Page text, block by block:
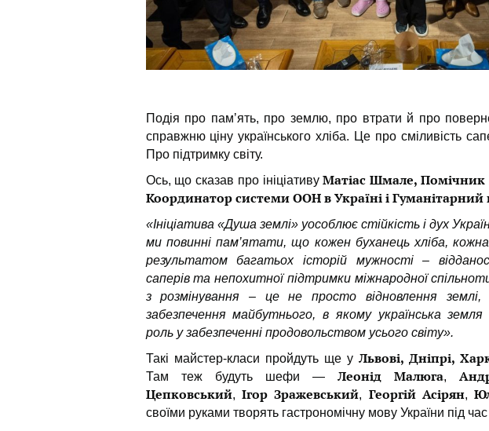
Подія про памʼять, про землю, про втрати й про
справжню ціну українського хліба. Це про сміливість
Про підтримку світу.
Ось, що сказав про ініціативуМатіас Шмале, Помічник
Координатор системи ООН в Україні і
«Ініціатива «Душа землі» уособлює стійкість і дух
ми повинні пам’ятати, що кожен буханець хліба,
результатом багатьох історій мужності –
саперів та непохитної підтримки міжнародної
з розмінування – це не просто відновлення
забезпечення майбутнього, в якому українська земля
роль у забезпеченні продовольством усього світу».
Такі майстер-класи пройдуть ще у Львові, Дніпрі,
Там теж будуть шефи —Леонід Малюга,
Цепковський, Ігор Зражевський, Георгій Асірян,
своїми руками творять гастрономічну мову України під час